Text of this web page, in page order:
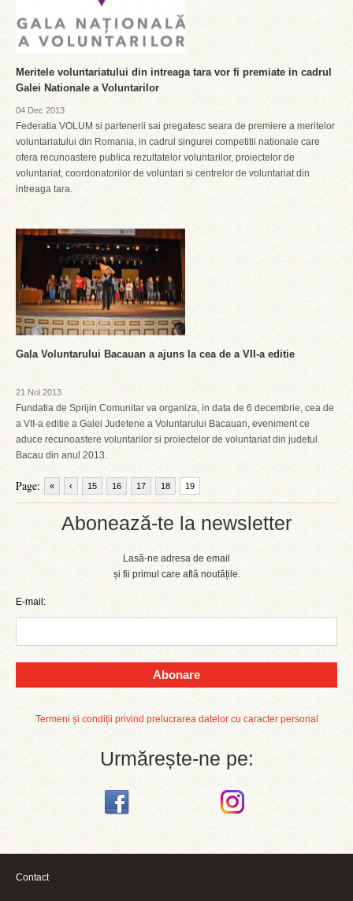
Abonează-te la newsletter
Lasă-ne adresa de email
și fii primul care află noutățile.
E-mail:
Abonare
Termeni și condiții privind prelucrarea datelor cu caracter personal
Urmărește-ne pe:
Meritele voluntariatului din intreaga tara vor fi premiate in cadrul
Galei Nationale a Voluntarilor
04 Dec 2013
Federatia VOLUM si partenerii sai pregatesc seara de premiere a meritelor
voluntariatului din Romania, in cadrul singurei competitii nationale care
ofera recunoastere publica rezultatelor voluntarilor, proiectelor de
voluntariat, coordonatorilor de voluntari si centrelor de voluntariat din
intreaga tara.
Gala Voluntarului Bacauan a ajuns la cea de a VII-a editie
21 Noi 2013
Fundatia de Sprijin Comunitar va organiza, in data de 6 decembrie, cea de
a VII-a editie a Galei Judetene a Voluntarului Bacauan, eveniment ce
aduce recunoastere voluntarilor si proiectelor de voluntariat din judetul
Bacau din anul 2013.
Page: « ‹ 15 16 17 18 19
Contact